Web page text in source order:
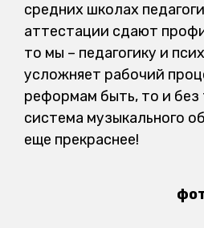
средних школах
аттестации сдают
то мы – педагогику и
усложняет рабочий
реформам быть, то и без
система музыкального
еще прекраснее!